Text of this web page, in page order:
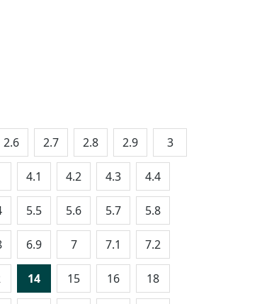
2.6 2.7 2.8 2.9 3
4.1 4.2 4.3 4.4
5.5 5.6 5.7 5.8
6.9 7 7.1 7.2
14 15 16 18